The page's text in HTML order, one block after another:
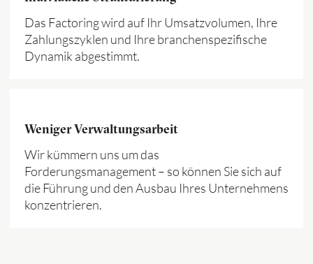
Das Factoring wird auf Ihr Umsatzvolumen, Ihre
Zahlungszyklen und Ihre branchenspezifische
Dynamik abgestimmt.
Weniger Verwaltungsarbeit
Wir kümmern uns um das
Forderungsmanagement – so können Sie sich auf
die Führung und den Ausbau Ihres Unternehmens
konzentrieren.